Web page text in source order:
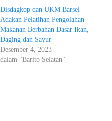
Disdagkop dan UKM Barsel
Adakan Pelatihan Pengolahan
Makanan Berbahan Dasar Ikan,
Daging dan Sayur
Desember 4, 2023
dalam "Barito Selatan"